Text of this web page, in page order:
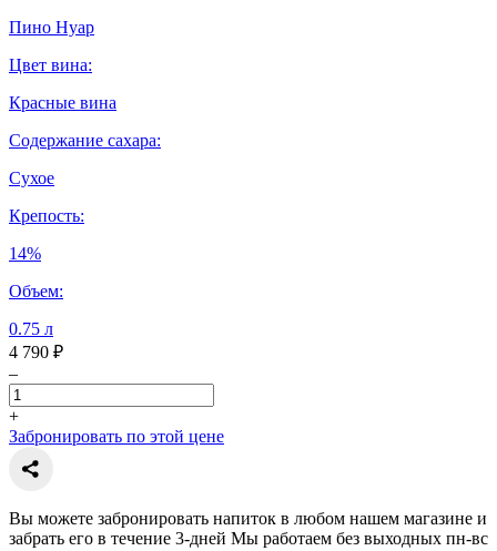
Пино Нуар
Цвет вина:
Красные вина
Содержание сахара:
Сухое
Крепость:
14%
Объем:
0.75 л
4 790 ₽
–
+
Забронировать по этой цене
Вы можете забронировать напиток в любом нашем магазине и
забрать его в течение 3-дней Мы работаем без выходных пн-вс